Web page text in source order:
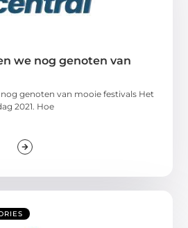
we nog genoten van
genoten van mooie festivals Het
2021. Hoe